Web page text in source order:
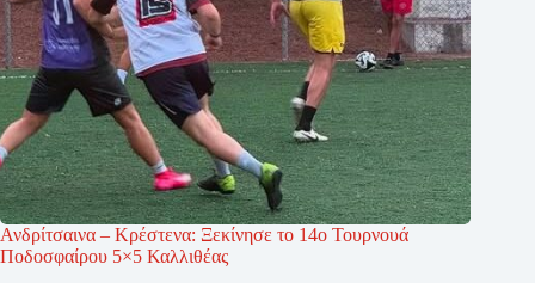
Ανδρίτσαινα – Κρέστενα: Ξεκίνησε το 14ο Τουρνουά
Ποδοσφαίρου 5×5 Καλλιθέας